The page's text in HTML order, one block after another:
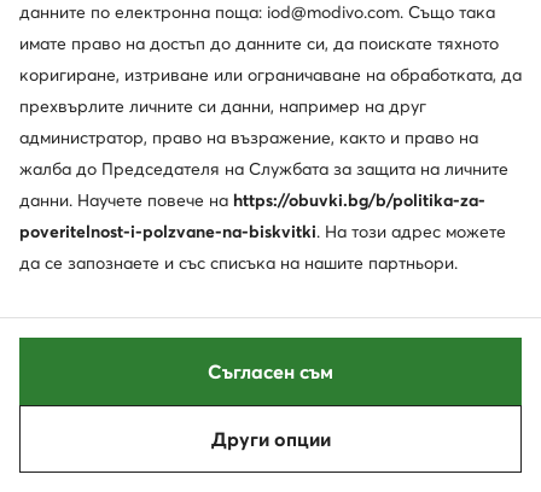
още 10% Код: SUMMER
Tommy Hilfiger
Сникърси · Бял
109,99€
още 10% Код: SUMMER
Tommy Hilfiger
Сникърси · Черен
109,99€
Нови
данните по електронна поща: iod@modivo.com. Също така
имате право на достъп до данните си, да поискате тяхното
коригиране, изтриване или ограничаване на обработката, да
прехвърлите личните си данни, например на друг
администратор, право на възражение, както и право на
жалба до Председателя на Службата за защита на личните
данни. Научете повече на https://obuvki.bg/b/politika-za-
poveritelnost-i-polzvane-na-biskvitki. На този адрес можете
да се запознаете и със списъка на нашите партньори.
Други опции
Съгласен съм